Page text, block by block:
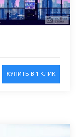
КУПИТЬ В 1 КЛИК